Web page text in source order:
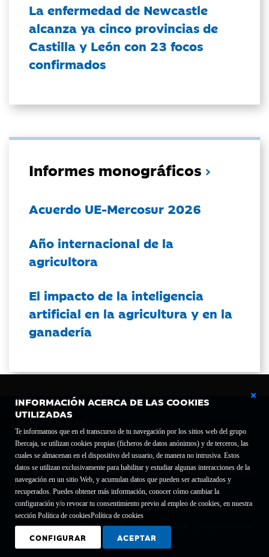
INFORMACIÓN ACERCA DE LAS COOKIES
UTILIZADAS
Te informamos que en el transcurso de tu navegación por los sitios web del grupo
Ibercaja, se utilizan cookies propias (ficheros de datos anónimos) y de terceros, las
cuales se almacenan en el dispositivo del usuario, de manera no intrusiva. Estos
datos se utilizan exclusivamente para habilitar y estudiar algunas interacciones de la
navegación en un sitio Web, y acumulan datos que pueden ser actualizados y
recuperados. Puedes obtener más información, conocer cómo cambiar la
configuración y/o revocar tu consentimiento previo al empleo de cookies, en nuestra
sección Política de cookiesPolítica de cookies
CONFIGURAR ACEPTAR
La enfermedad de Newcastle
alcanza ya cinco provincias de
Castilla y León con 23 focos
confirmados
Informes monográficos
Acuerdo UE-Mercosur 2026
Año internacional de la
agricultora
El impacto de la inteligencia
artificial en la agricultura y en la
ganadería
Fundación Bancaria Ibercaja C.I.F. G-50000652.
Inscrita en el Registro de Fundaciones del Mº de Educación, Cultura y Deporte con el nº
1689.
Domicilio social: Joaquín Costa, 13. 50001 Zaragoza.
Contacto
Declaración de accesibilidad
Aviso legal Política de privacidad